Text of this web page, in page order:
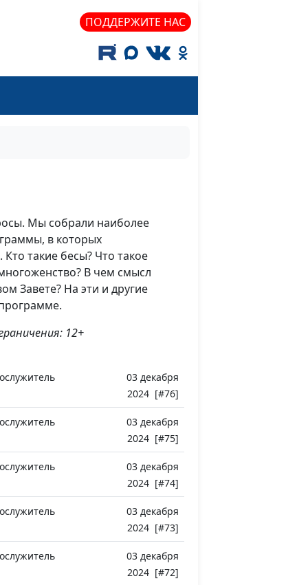
ПОДДЕРЖИТЕ НАС
Мы собрали наиболее
в которых
такие бесы? Что такое
В чем смысл
Завете? На эти и другие
12+
03 декабря
2024 [#76]
03 декабря
2024 [#75]
03 декабря
2024 [#74]
03 декабря
2024 [#73]
03 декабря
2024 [#72]